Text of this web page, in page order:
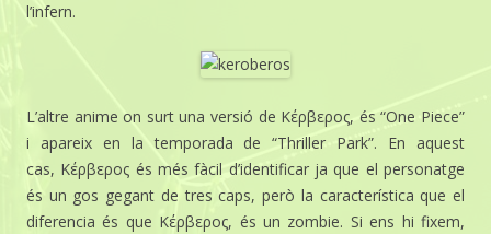
l’infern.
L’altre anime on surt una versió de Κέρβερος, és “One Piece”
i apareix en la temporada de “Thriller Park”. En aquest
cas, Κέρβερος és més fàcil d’identificar ja que el personatge
és un gos gegant de tres caps, però la característica que el
diferencia és que Κέρβερος, és un zombie. Si ens hi fixem,